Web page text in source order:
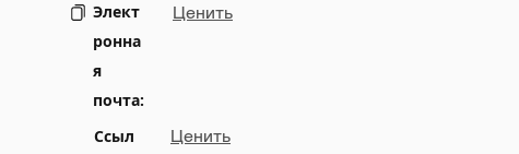
Элект
ронна
я
почта:
Ценить
Ссыл
Ценить